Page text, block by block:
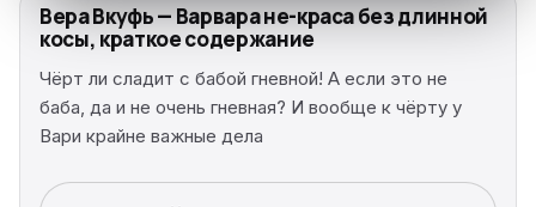
Вера Вкуфь — Варвара не-краса без длинной
косы, краткое содержание
Чёрт ли сладит с бабой гневной! А если это не
баба, да и не очень гневная? И вообще к чёрту у
Вари крайне важные дела